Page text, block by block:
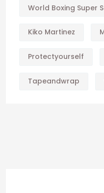
World Boxing Super
Kiko Martinez
Protectyourself
Tapeandwrap